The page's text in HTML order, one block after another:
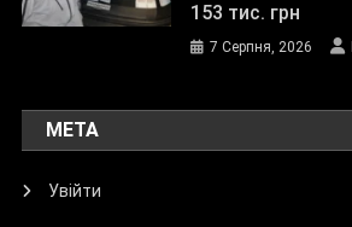
153 тис. грн
7 Серпня, 2026
МЕТА
Увійти